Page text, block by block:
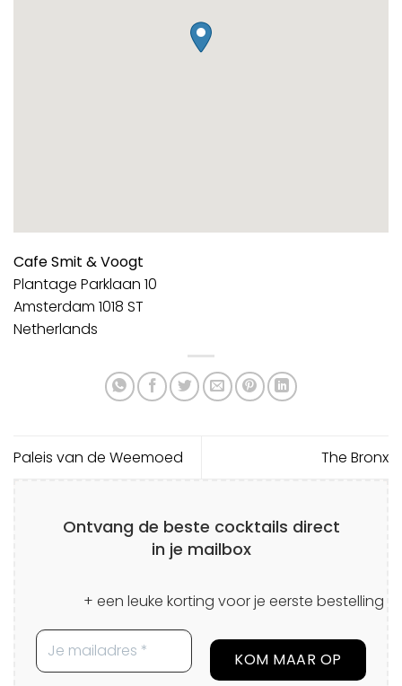
Cafe Smit & Voogt
Plantage Parklaan 10
Amsterdam 1018 ST
Netherlands
Paleis van de Weemoed The Bronx
Ontvang de beste cocktails direct
in je mailbox
+ een leuke korting voor je eerste bestelling